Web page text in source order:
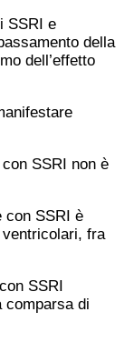
SSRI e
della
dell’effetto
SSRI non è
con SSRI è
fra
SSRI
comparsa di